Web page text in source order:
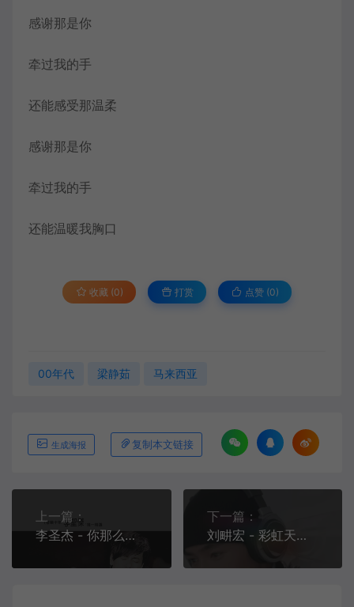
感谢那是你
牵过我的手
还能感受那温柔
感谢那是你
牵过我的手
还能温暖我胸口
收藏 (0) 打赏 点赞 (0)
00年代 梁静茹 马来西亚
生成海报 复制本文链接
上一篇：
李圣杰 - 你那么爱她[MP3/FLAC][320K][9.85M/25.9M]
下一篇：
刘畊宏 - 彩虹天堂[MP3/FLAC][320K][11.6M/33.6M]